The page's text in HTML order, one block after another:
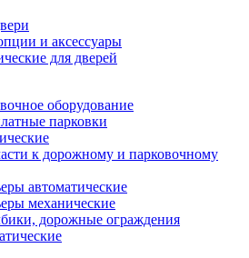
и аксессуары
для дверей
оборудование
парковки
к дорожному и парковочному
автоматические
механические
дорожные ограждения